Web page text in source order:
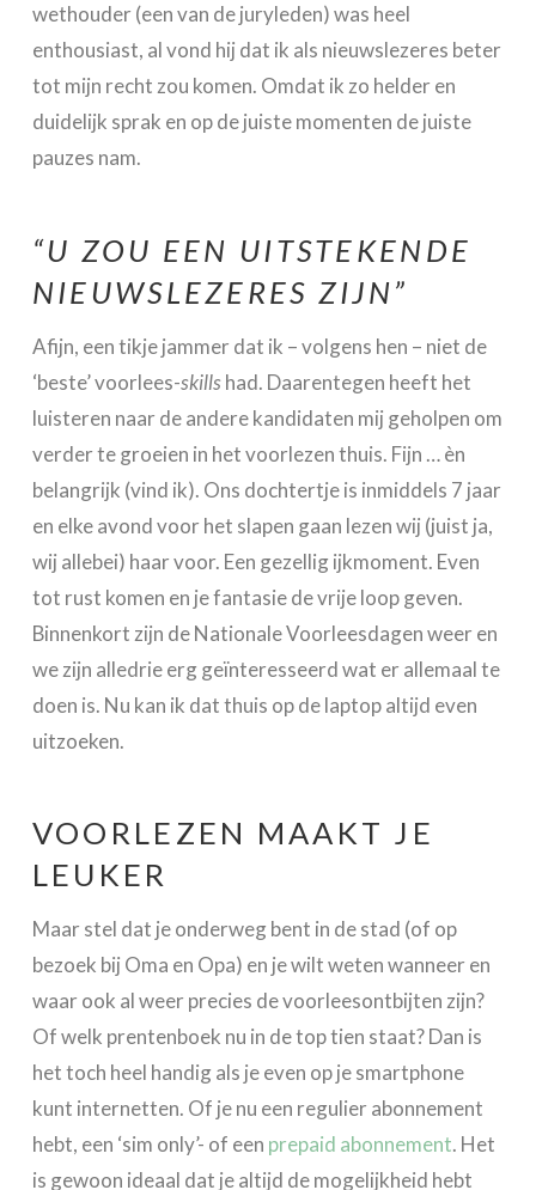
wethouder (een van de juryleden) was heel
enthousiast, al vond hij dat ik als nieuwslezeres beter
tot mijn recht zou komen. Omdat ik zo helder en
duidelijk sprak en op de juiste momenten de juiste
pauzes nam.
“U ZOU EEN UITSTEKENDE
NIEUWSLEZERES ZIJN”
Afijn, een tikje jammer dat ik – volgens hen – niet de
‘beste’ voorlees-skillshad. Daarentegen heeft het
luisteren naar de andere kandidaten mij geholpen om
verder te groeien in het voorlezen thuis. Fijn … èn
belangrijk (vind ik). Ons dochtertje is inmiddels 7 jaar
en elke avond voor het slapen gaan lezen wij (juist ja,
wij allebei) haar voor. Een gezellig ijkmoment. Even
tot rust komen en je fantasie de vrije loop geven.
Binnenkort zijn de Nationale Voorleesdagen weer en
we zijn alledrie erg geïnteresseerd wat er allemaal te
doen is. Nu kan ik dat thuis op de laptop altijd even
uitzoeken.
VOORLEZEN MAAKT JE
LEUKER
Maar stel dat je onderweg bent in de stad (of op
bezoek bij Oma en Opa) en je wilt weten wanneer en
waar ook al weer precies de voorleesontbijten zijn?
Of welk prentenboek nu in de top tien staat? Dan is
het toch heel handig als je even op je smartphone
kunt internetten. Of je nu een regulier abonnement
hebt, een ‘sim only’- of een prepaid abonnement. Het
is gewoon ideaal dat je altijd de mogelijkheid hebt